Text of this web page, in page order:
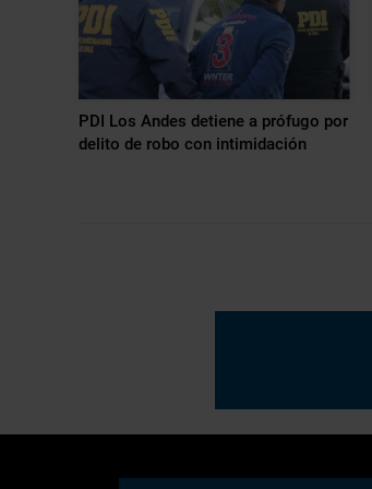
PDI Los Andes detiene a prófugo por
delito de robo con intimidación